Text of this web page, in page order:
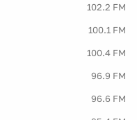
102.2 FM
100.1 FM
100.4 FM
96.9 FM
96.6 FM